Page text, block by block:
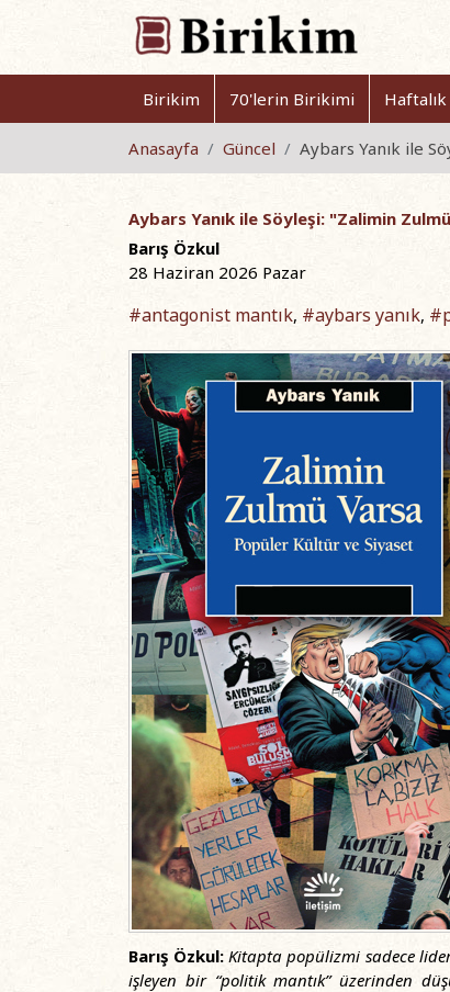
Birikim 70'lerin Birikimi Haftalık
Anasayfa Güncel Aybars Yanık ile
Aybars Yanık ile Söyleşi: "Zalimin
Barış Özkul
28 Haziran 2026 Pazar
#antagonist mantık, #aybars yanık,
Barış Özkul: Kitapta popülizmi sadece
işleyen bir “politik mantık” üzerinden